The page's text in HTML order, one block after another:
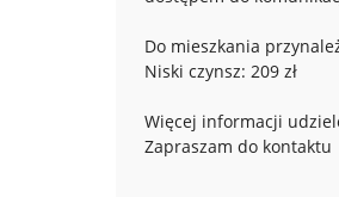
Do mieszkania
Niski czynsz: 209 zł
Więcej informacji
Zapraszam do kontaktu